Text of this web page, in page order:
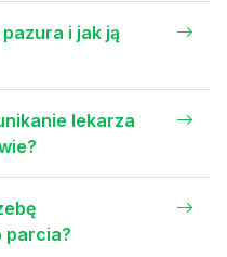
i jak ją
lekarza
parcia?